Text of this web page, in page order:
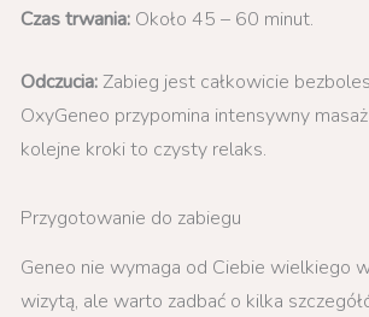
Czas trwania: Około 45 – 60 minut.
Odczucia: Zabieg jest całkowicie
OxyGeneo przypomina intensywny
kolejne kroki to czysty relaks.
Przygotowanie do zabiegu
Geneo nie wymaga od Ciebie wielkiego
wizytą, ale warto zadbać o kilka